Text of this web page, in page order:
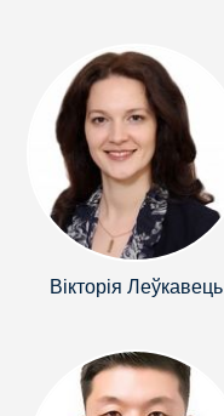
Вікторія Леўкавець